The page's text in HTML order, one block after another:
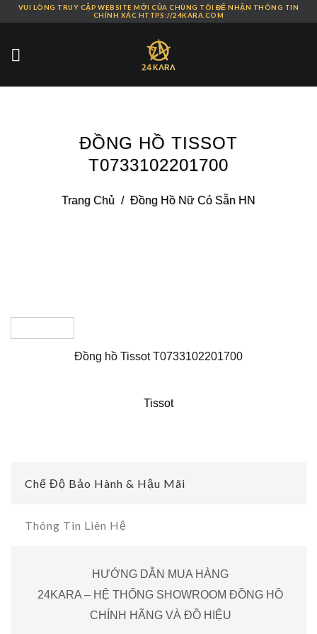
Skip
content
VUI LÒNG TRUY CẬP WEBSITE MỚI CỦA CHÚNG TÔI ĐỂ NHẬN THÔNG TIN
CHÍNH XÁC HTTPS://24KARA.COM
ĐỒNG HỒ TISSOT
T0733102201700
Trang Chủ / Đồng Hồ Nữ Có Sẵn HN
Đồng hồ Tissot T0733102201700
Tissot
Chế Độ Bảo Hành & Hậu Mãi
Thông Tin Liên Hệ
HƯỚNG DẪN MUA HÀNG
24KARA – HỆ THỐNG SHOWROOM ĐỒNG HỒ
CHÍNH HÃNG VÀ ĐỒ HIỆU